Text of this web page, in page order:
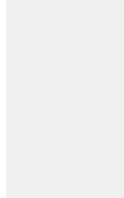
vybíjí baterii